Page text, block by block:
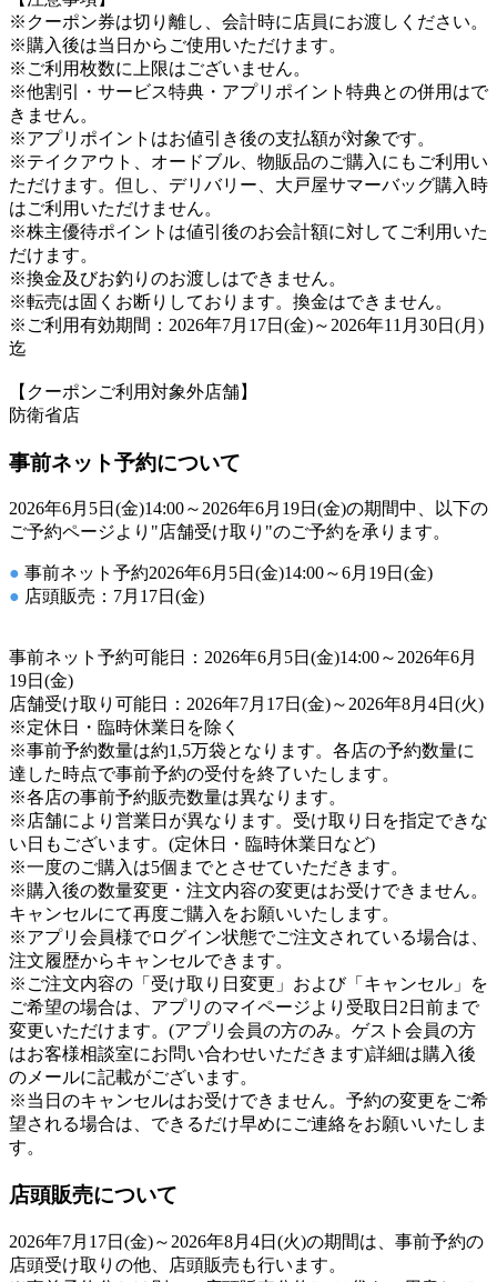
※クーポン券は切り離し、会計時に店員にお渡しください。
※購入後は当日からご使用いただけます。
※ご利用枚数に上限はございません。
※他割引・サービス特典・アプリポイント特典との併用はで
きません。
※アプリポイントはお値引き後の支払額が対象です。
※テイクアウト、オードブル、物販品のご購入にもご利用い
ただけます。但し、デリバリー、大戸屋サマーバッグ購入時
はご利用いただけません。
※株主優待ポイントは値引後のお会計額に対してご利用いた
だけます。
※換金及びお釣りのお渡しはできません。
※転売は固くお断りしております。換金はできません。
※ご利用有効期間：2026年7月17日(金)～2026年11月30日(月)
迄
【クーポンご利用対象外店舗】
防衛省店
事前ネット予約について
2026年6月5日(金)14:00～2026年6月19日(金)の期間中、以下の
ご予約ページより"店舗受け取り"のご予約を承ります。
● 事前ネット予約2026年6月5日(金)14:00～6月19日(金)
● 店頭販売：7月17日(金)
事前ネット予約可能日：2026年6月5日(金)14:00～2026年6月
19日(金)
店舗受け取り可能日：2026年7月17日(金)～2026年8月4日(火)
※定休日・臨時休業日を除く
※事前予約数量は約1,5万袋となります。各店の予約数量に
達した時点で事前予約の受付を終了いたします。
※各店の事前予約販売数量は異なります。
※店舗により営業日が異なります。受け取り日を指定できな
い日もございます。(定休日・臨時休業日など)
※一度のご購入は5個までとさせていただきます。
※購入後の数量変更・注文内容の変更はお受けできません。
キャンセルにて再度ご購入をお願いいたします。
※アプリ会員様でログイン状態でご注文されている場合は、
注文履歴からキャンセルできます。
※ご注文内容の「受け取り日変更」および「キャンセル」を
ご希望の場合は、アプリのマイページより受取日2日前まで
変更いただけます。(アプリ会員の方のみ。ゲスト会員の方
はお客様相談室にお問い合わせいただきます)詳細は購入後
のメールに記載がございます。
※当日のキャンセルはお受けできません。予約の変更をご希
望される場合は、できるだけ早めにご連絡をお願いいたしま
す。
店頭販売について
2026年7月17日(金)～2026年8月4日(火)の期間は、事前予約の
店頭受け取りの他、店頭販売も行います。